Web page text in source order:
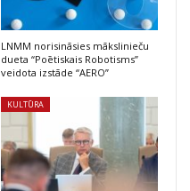
LNMM norisināsies mākslinieču
dueta “Poētiskais Robotisms”
veidota izstāde “AERO”
KULTŪRA